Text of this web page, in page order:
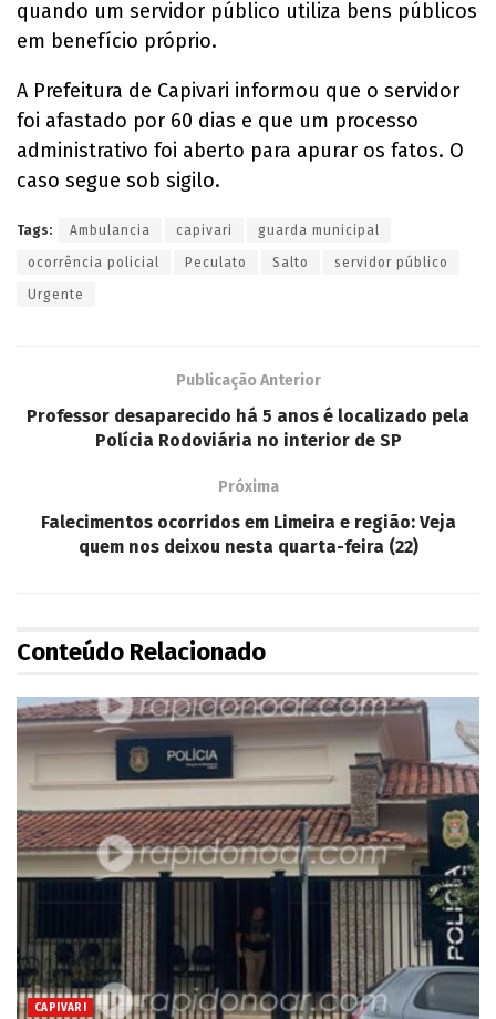
quando um servidor público utiliza bens públicos
em benefício próprio.
A Prefeitura de Capivari informou que o servidor
foi afastado por 60 dias e que um processo
administrativo foi aberto para apurar os fatos. O
caso segue sob sigilo.
Tags: Ambulancia capivari guarda municipal
ocorrência policial Peculato Salto servidor público
Urgente
Publicação Anterior
Professor desaparecido há 5 anos é localizado pela
Polícia Rodoviária no interior de SP
Próxima
Falecimentos ocorridos em Limeira e região: Veja
quem nos deixou nesta quarta-feira (22)
Conteúdo Relacionado
CAPIVARI